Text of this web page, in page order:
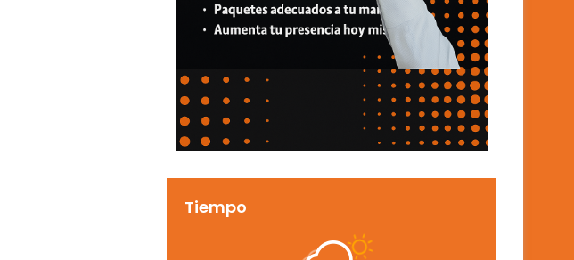
Tiempo